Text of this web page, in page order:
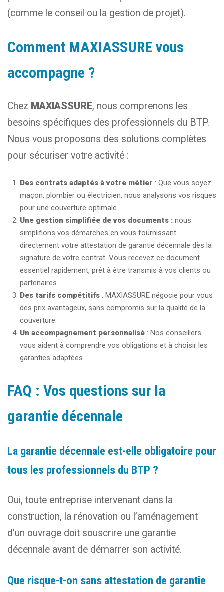
(comme le conseil ou la gestion de projet).
Comment MAXIASSURE vous
accompagne ?
Chez MAXIASSURE, nous comprenons les
besoins spécifiques des professionnels du BTP.
Nous vous proposons des solutions complètes
pour sécuriser votre activité :
Des contrats adaptés à votre métier : Que vous soyez
maçon, plombier ou électricien, nous analysons vos risques
pour une couverture optimale.
Une gestion simplifiée de vos documents : nous
simplifions vos démarches en vous fournissant
directement votre attestation de garantie décennale dès la
signature de votre contrat. Vous recevez ce document
essentiel rapidement, prêt à être transmis à vos clients ou
partenaires.
Des tarifs compétitifs : MAXIASSURE négocie pour vous
des prix avantageux, sans compromis sur la qualité de la
couverture.
Un accompagnement personnalisé : Nos conseillers
vous aident à comprendre vos obligations et à choisir les
garanties adaptées.
FAQ : Vos questions sur la
garantie décennale
La garantie décennale est-elle obligatoire pour
tous les professionnels du BTP ?
Oui, toute entreprise intervenant dans la
construction, la rénovation ou l’aménagement
d’un ouvrage doit souscrire une garantie
décennale avant de démarrer son activité.
Que risque-t-on sans attestation de garantie